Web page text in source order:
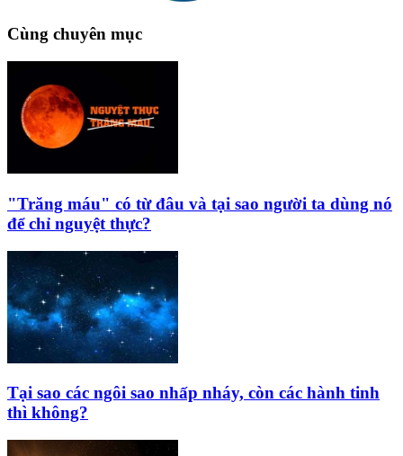
Cùng chuyên mục
"Trăng máu" có từ đâu và tại sao người ta dùng nó
để chỉ nguyệt thực?
Tại sao các ngôi sao nhấp nháy, còn các hành tinh
thì không?